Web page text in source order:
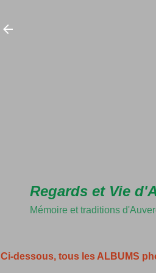
Regards et Vie
Mémoire et traditions
Ci-dessous, tous les ALBUMS